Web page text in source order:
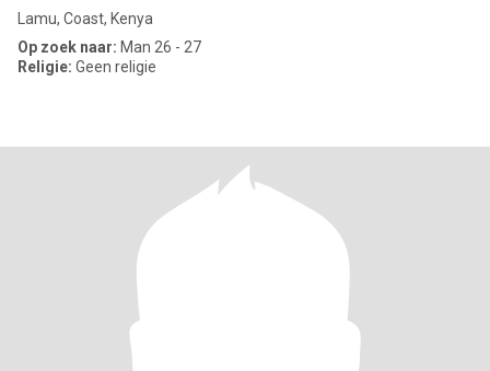
Lamu, Coast, Kenya
Op zoek naar: Man 26 - 27
Religie: Geen religie